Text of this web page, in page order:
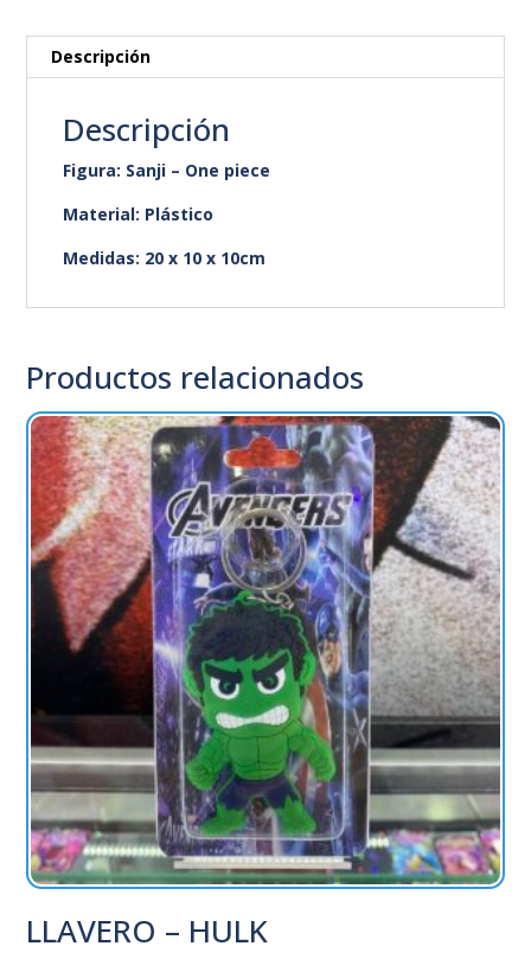
Descripción
Descripción
Figura: Sanji – One piece
Material: Plástico
Medidas: 20 x 10 x 10cm
Productos relacionados
LLAVERO – HULK